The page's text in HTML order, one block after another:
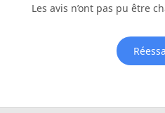
Les avis n’ont pas pu être